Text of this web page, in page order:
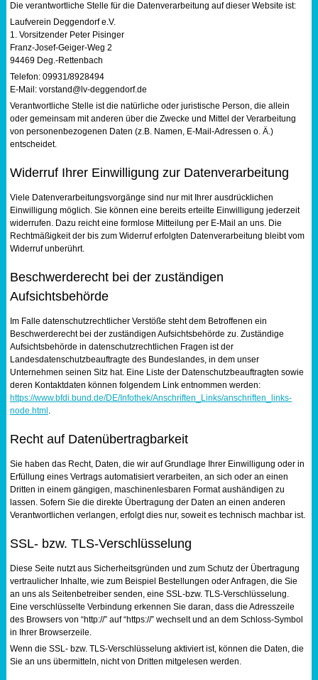
Die verantwortliche Stelle für die Datenverarbeitung auf dieser Website ist:
Laufverein Deggendorf e.V.
1. Vorsitzender Peter Pisinger
Franz-Josef-Geiger-Weg 2
94469 Deg.-Rettenbach
Telefon: 09931/8928494
E-Mail: vorstand@lv-deggendorf.de
Verantwortliche Stelle ist die natürliche oder juristische Person, die allein
oder gemeinsam mit anderen über die Zwecke und Mittel der Verarbeitung
von personenbezogenen Daten (z.B. Namen, E-Mail-Adressen o. Ä.)
entscheidet.
Widerruf Ihrer Einwilligung zur Datenverarbeitung
Viele Datenverarbeitungsvorgänge sind nur mit Ihrer ausdrücklichen
Einwilligung möglich. Sie können eine bereits erteilte Einwilligung jederzeit
widerrufen. Dazu reicht eine formlose Mitteilung per E-Mail an uns. Die
Rechtmäßigkeit der bis zum Widerruf erfolgten Datenverarbeitung bleibt vom
Widerruf unberührt.
Beschwerderecht bei der zuständigen
Aufsichtsbehörde
Im Falle datenschutzrechtlicher Verstöße steht dem Betroffenen ein
Beschwerderecht bei der zuständigen Aufsichtsbehörde zu. Zuständige
Aufsichtsbehörde in datenschutzrechtlichen Fragen ist der
Landesdatenschutzbeauftragte des Bundeslandes, in dem unser
Unternehmen seinen Sitz hat. Eine Liste der Datenschutzbeauftragten sowie
deren Kontaktdaten können folgendem Link entnommen werden:
https://www.bfdi.bund.de/DE/Infothek/Anschriften_Links/anschriften_links-
node.html .
Recht auf Datenübertragbarkeit
Sie haben das Recht, Daten, die wir auf Grundlage Ihrer Einwilligung oder in
Erfüllung eines Vertrags automatisiert verarbeiten, an sich oder an einen
Dritten in einem gängigen, maschinenlesbaren Format aushändigen zu
lassen. Sofern Sie die direkte Übertragung der Daten an einen anderen
Verantwortlichen verlangen, erfolgt dies nur, soweit es technisch machbar ist.
SSL- bzw. TLS-Verschlüsselung
Diese Seite nutzt aus Sicherheitsgründen und zum Schutz der Übertragung
vertraulicher Inhalte, wie zum Beispiel Bestellungen oder Anfragen, die Sie
an uns als Seitenbetreiber senden, eine SSL-bzw. TLS-Verschlüsselung.
Eine verschlüsselte Verbindung erkennen Sie daran, dass die Adresszeile
des Browsers von “http://” auf “https://” wechselt und an dem Schloss-Symbol
in Ihrer Browserzeile.
Wenn die SSL- bzw. TLS-Verschlüsselung aktiviert ist, können die Daten, die
Sie an uns übermitteln, nicht von Dritten mitgelesen werden.